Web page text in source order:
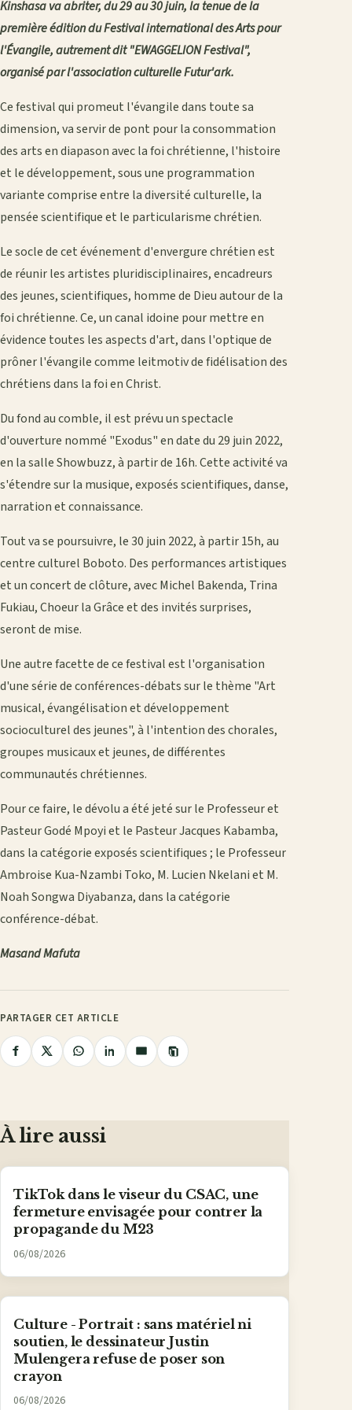
Kinshasa va abriter, du 29 au 30 juin, la tenue de la
première édition du Festival international des Arts pour
l'Évangile, autrement dit "EWAGGELION Festival",
organisé par l'association culturelle Futur'ark.
Ce festival qui promeut l'évangile dans toute sa
dimension, va servir de pont pour la consommation
des arts en diapason avec la foi chrétienne, l'histoire
et le développement, sous une programmation
variante comprise entre la diversité culturelle, la
pensée scientifique et le particularisme chrétien.
Le socle de cet événement d'envergure chrétien est
de réunir les artistes pluridisciplinaires, encadreurs
des jeunes, scientifiques, homme de Dieu autour de la
foi chrétienne. Ce, un canal idoine pour mettre en
évidence toutes les aspects d'art, dans l'optique de
prôner l'évangile comme leitmotiv de fidélisation des
chrétiens dans la foi en Christ.
Du fond au comble, il est prévu un spectacle
d'ouverture nommé "Exodus" en date du 29 juin 2022,
en la salle Showbuzz, à partir de 16h. Cette activité va
s'étendre sur la musique, exposés scientifiques, danse,
narration et connaissance.
Tout va se poursuivre, le 30 juin 2022, à partir 15h, au
centre culturel Boboto. Des performances artistiques
et un concert de clôture, avec Michel Bakenda, Trina
Fukiau, Choeur la Grâce et des invités surprises,
seront de mise.
Une autre facette de ce festival est l'organisation
d'une série de conférences-débats sur le thème "Art
musical, évangélisation et développement
socioculturel des jeunes", à l'intention des chorales,
groupes musicaux et jeunes, de différentes
communautés chrétiennes.
Pour ce faire, le dévolu a été jeté sur le Professeur et
Pasteur Godé Mpoyi et le Pasteur Jacques Kabamba,
dans la catégorie exposés scientifiques ; le Professeur
Ambroise Kua-Nzambi Toko, M. Lucien Nkelani et M.
Noah Songwa Diyabanza, dans la catégorie
conférence-débat.
Masand Mafuta
PARTAGER CET ARTICLE
PartagerPartagerPartagerPartagerPartager
Copier
le
À lire aussi
TikTok dans le viseur du CSAC, une
fermeture envisagée pour contrer la
propagande du M23
06/08/2026
Culture - Portrait : sans matériel ni
soutien, le dessinateur Justin
Mulengera refuse de poser son
crayon
06/08/2026